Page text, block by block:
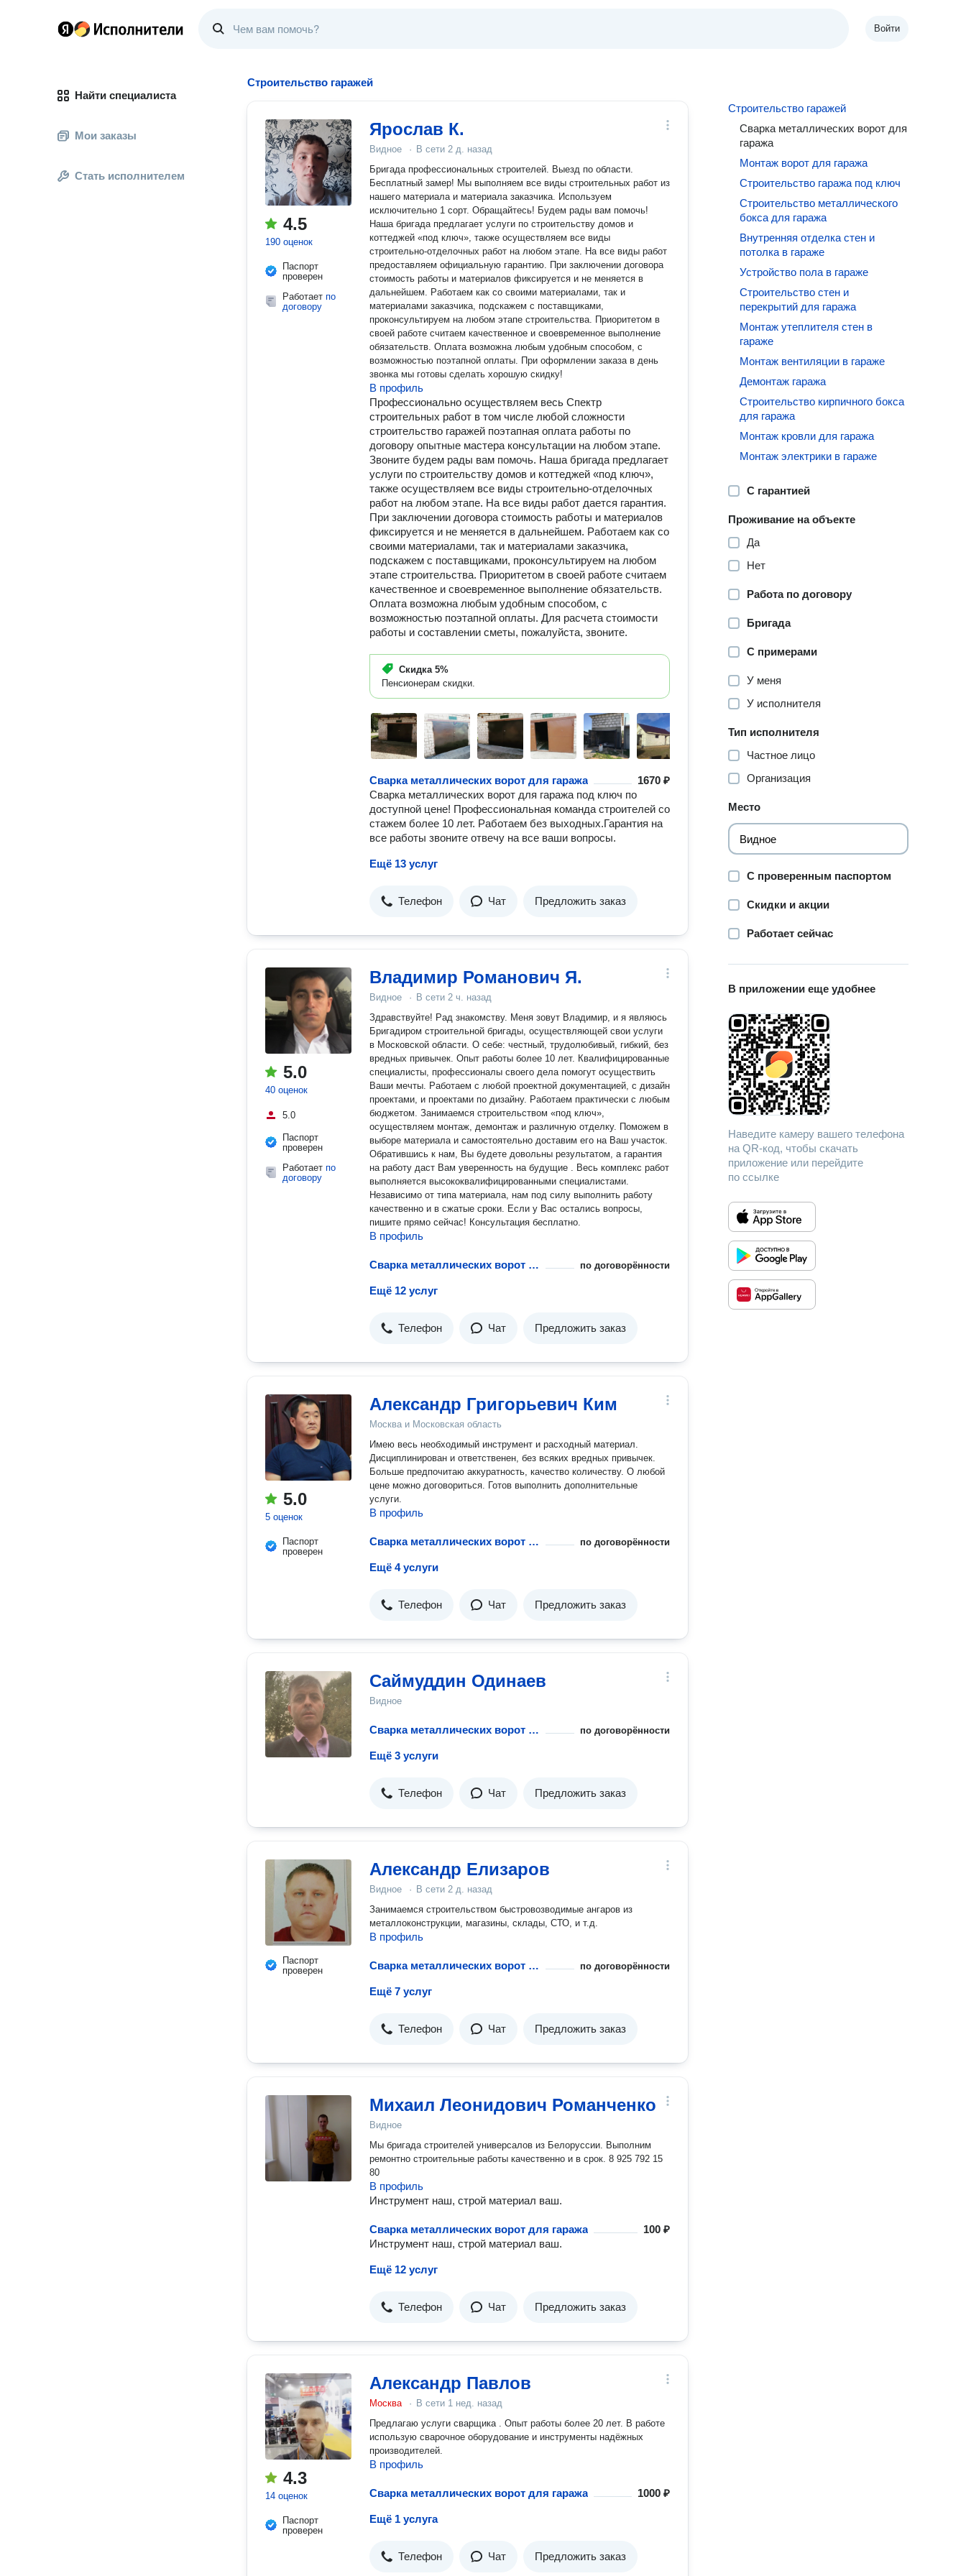
Войти
Найти специалиста
Мои заказы
Стать исполнителем
Строительство гаражей
4.5
190 оценок
Паспорт
проверен
Работает по
договору
Ярослав К.
Видное · В сети 2 д. назад
Бригада профессиональных строителей. Выезд по области.
Бесплатный замер! Мы выполняем все виды строительных работ из
нашего материала и материала заказчика. Используем
исключительно 1 сорт. Обращайтесь! Будем рады вам помочь!
Наша бригада предлагает услуги по строительству домов и
коттеджей «под ключ», также осуществляем все виды
строительно-отделочных работ на любом этапе. На все виды работ
предоставляем официальную гарантию. При заключении договора
стоимость работы и материалов фиксируется и не меняется в
дальнейшем. Работаем как со своими материалами, так и
материалами заказчика, подскажем с поставщиками,
проконсультируем на любом этапе строительства. Приоритетом в
своей работе считаем качественное и своевременное выполнение
обязательств. Оплата возможна любым удобным способом, с
возможностью поэтапной оплаты. При оформлении заказа в день
звонка мы готовы сделать хорошую скидку!
В профиль
Профессионально осуществляем весь Спектр
строительных работ в том числе любой сложности
строительство гаражей поэтапная оплата работы по
договору опытные мастера консультации на любом этапе.
Звоните будем рады вам помочь. Наша бригада предлагает
услуги по строительству домов и коттеджей «под ключ»,
также осуществляем все виды строительно-отделочных
работ на любом этапе. На все виды работ дается гарантия.
При заключении договора стоимость работы и материалов
фиксируется и не меняется в дальнейшем. Работаем как со
своими материалами, так и материалами заказчика,
подскажем с поставщиками, проконсультируем на любом
этапе строительства. Приоритетом в своей работе считаем
качественное и своевременное выполнение обязательств.
Оплата возможна любым удобным способом, с
возможностью поэтапной оплаты. Для расчета стоимости
работы и составлении сметы, пожалуйста, звоните.
Скидка 5%
Пенсионерам скидки.
Сварка металлических ворот для гаража
1670 ₽
Сварка металлических ворот для гаража под ключ по
доступной цене! Профессиональная команда строителей со
стажем более 10 лет. Работаем без выходных.Гарантия на
все работы звоните отвечу на все ваши вопросы.
Ещё 13 услуг
Телефон Чат Предложить заказ
5.0
40 оценок
5.0
Паспорт
проверен
Работает по
договору
Владимир Романович Я.
Видное · В сети 2 ч. назад
Здравствуйте! Рад знакомству. Меня зовут Владимир, и я являюсь
Бригадиром строительной бригады, осуществляющей свои услуги
в Московской области. О себе: честный, трудолюбивый, гибкий, без
вредных привычек. Опыт работы более 10 лет. Квалифицированные
специалисты, профессионалы своего дела помогут осуществить
Ваши мечты. Работаем с любой проектной документацией, с дизайн
проектами, и проектами по дизайну. Работаем практически с любым
бюджетом. Занимаемся строительством «под ключ»,
осуществляем монтаж, демонтаж и различную отделку. Поможем в
выборе материала и самостоятельно доставим его на Ваш участок.
Обратившись к нам, Вы будете довольны результатом, а гарантия
на работу даст Вам уверенность на будущие . Весь комплекс работ
выполняется высококвалифицированными специалистами.
Независимо от типа материала, нам под силу выполнить работу
качественно и в сжатые сроки. Если у Вас остались вопросы,
пишите прямо сейчас! Консультация бесплатно.
В профиль
Сварка металлических ворот для гаража по договорённости
Ещё 12 услуг
Телефон Чат Предложить заказ
5.0
5 оценок
Паспорт
проверен
Александр Григорьевич Ким
Москва и Московская область
Имею весь необходимый инструмент и расходный материал.
Дисциплинирован и ответственен, без всяких вредных привычек.
Больше предпочитаю аккуратность, качество количеству. О любой
цене можно договориться. Готов выполнить дополнительные
услуги.
В профиль
Сварка металлических ворот для гаража по договорённости
Ещё 4 услуги
Телефон Чат Предложить заказ
Саймуддин Одинаев
Видное
Сварка металлических ворот для гаража по договорённости
Ещё 3 услуги
Телефон Чат Предложить заказ
Паспорт
проверен
Александр Елизаров
Видное · В сети 2 д. назад
Занимаемся строительством быстровозводимые ангаров из
металлоконструкции, магазины, склады, СТО, и т.д.
В профиль
Сварка металлических ворот для гаража по договорённости
Ещё 7 услуг
Телефон Чат Предложить заказ
Михаил Леонидович Романченко
Видное
Мы бригада строителей универсалов из Белоруссии. Выполним
ремонтно строительные работы качественно и в срок. 8 925 792 15
80
В профиль
Инструмент наш, строй материал ваш.
Сварка металлических ворот для гаража
100 ₽
Инструмент наш, строй материал ваш.
Ещё 12 услуг
Телефон Чат Предложить заказ
4.3
14 оценок
Паспорт
проверен
Александр Павлов
Москва · В сети 1 нед. назад
Предлагаю услуги сварщика . Опыт работы более 20 лет. В работе
использую сварочное оборудование и инструменты надёжных
производителей.
В профиль
Сварка металлических ворот для гаража 1000 ₽
Ещё 1 услуга
Телефон Чат Предложить заказ
Строительство гаражей
Сварка металлических ворот для
гаража
Монтаж ворот для гаража
Строительство гаража под ключ
Строительство металлического
бокса для гаража
Внутренняя отделка стен и
потолка в гараже
Устройство пола в гараже
Строительство стен и
перекрытий для гаража
Монтаж утеплителя стен в
гараже
Монтаж вентиляции в гараже
Демонтаж гаража
Строительство кирпичного бокса
для гаража
Монтаж кровли для гаража
Монтаж электрики в гараже
С гарантией
Проживание на объекте
Да
Нет
Работа по договору
Бригада
С примерами
У меня
У исполнителя
Тип исполнителя
Частное лицо
Организация
Место
С проверенным паспортом
Скидки и акции
Работает сейчас
В приложении еще удобнее
Наведите камеру вашего телефона
на QR-код, чтобы скачать
приложение или перейдите
по ссылке